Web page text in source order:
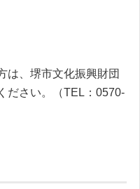
は、堺市文化振興財団
ださい。（TEL：0570-